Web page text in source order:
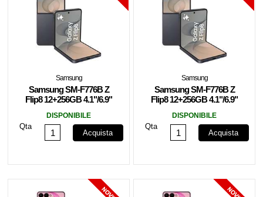
Samsung
Samsung SM-F776B Z
Flip8 12+256GB 4.1"/6.9"
DISPONIBILE
Qta
Acquista
Samsung
Samsung SM-F776B Z
Flip8 12+256GB 4.1"/6.9"
DISPONIBILE
Qta
Acquista